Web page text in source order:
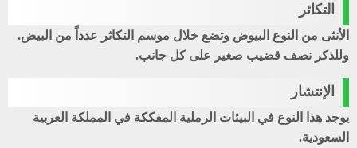
التكائر
الأنثى من النوع البيوض وتضع خلال موسم التكاثر عدداً من البيض.
وللذكر نصف قضيب صغير على كل جانب.
الإنتشار
يوجد هذا النوع في البيئات الرملية المفككة في المملكة العربية
السعودية.